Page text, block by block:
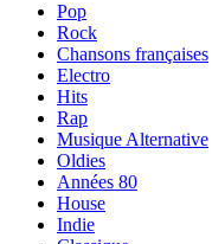
Pop
Rock
Chansons françaises
Electro
Hits
Rap
Musique Alternative
Oldies
Années 80
House
Indie